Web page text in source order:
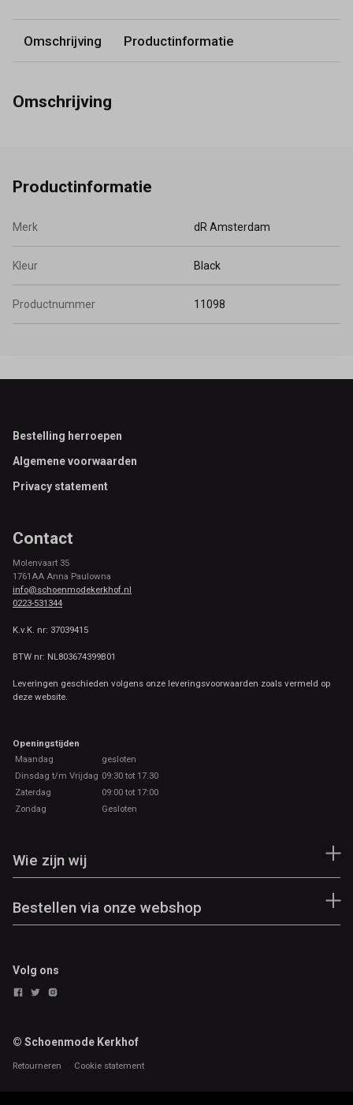
Omschrijving Productinformatie
Omschrijving
Productinformatie
Merk dR Amsterdam
Kleur Black
Productnummer 11098
Footer
Bestelling herroepen
Algemene voorwaarden
Privacy statement
Contact
Molenvaart 35
1761AA Anna Paulowna
info@schoenmodekerkhof.nl
0223-531344
K.v.K. nr: 37039415
BTW nr: NL803674399B01
Leveringen geschieden volgens onze leveringsvoorwaarden zoals vermeld op
deze website.
Openingstijden
Maandag
gesloten
Dinsdag t/m Vrijdag 09:30 tot 17.30
Zaterdag
09:00 tot 17:00
Zondag
Gesloten
Wie zijn wij
Bestellen via onze webshop
Volg ons
© Schoenmode Kerkhof
Retourneren Cookie statement